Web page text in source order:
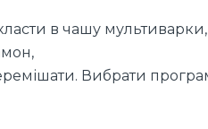
в чашу
Вибрати